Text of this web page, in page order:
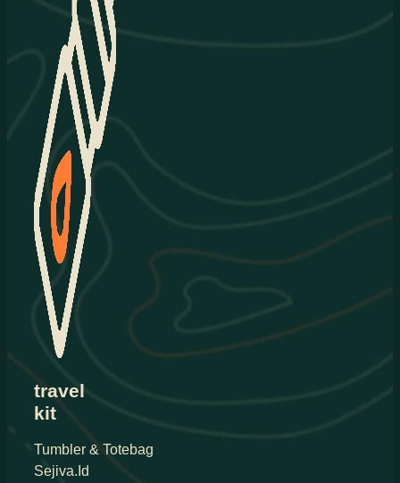
travel
kit
Tumbler & Totebag
Sejiva.Id